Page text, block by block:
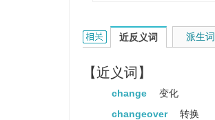
transition的相关资料：
近反义词
【近义词】
change 变化
changeover
转换
派生词